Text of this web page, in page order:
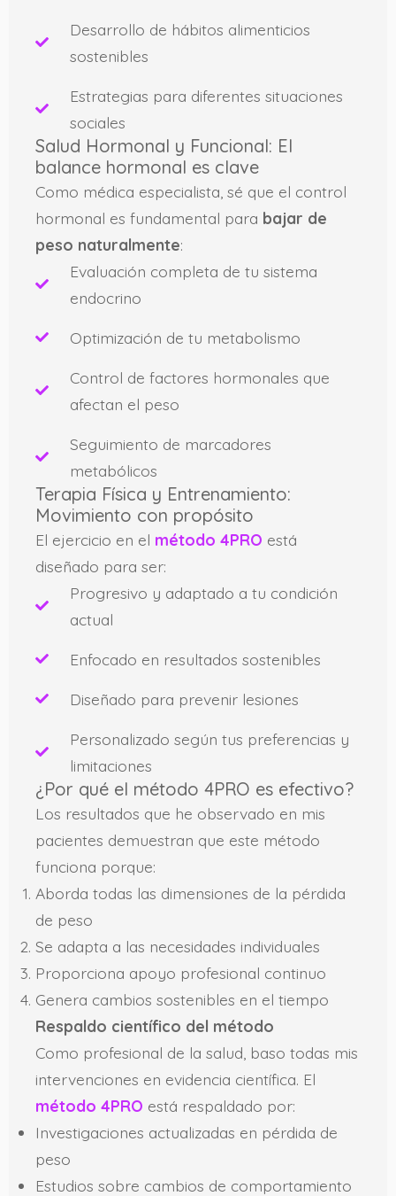
Desarrollo de hábitos alimenticios
sostenibles
Estrategias para diferentes situaciones
sociales
Salud Hormonal y Funcional: El
balance hormonal es clave
Como médica especialista, sé que el control
hormonal es fundamental para bajar de
peso naturalmente:
Evaluación completa de tu sistema
endocrino
Optimización de tu metabolismo
Control de factores hormonales que
afectan el peso
Seguimiento de marcadores
metabólicos
Terapia Física y Entrenamiento:
Movimiento con propósito
El ejercicio en el método 4PRO está
diseñado para ser:
Progresivo y adaptado a tu condición
actual
Enfocado en resultados sostenibles
Diseñado para prevenir lesiones
Personalizado según tus preferencias y
limitaciones
¿Por qué el método 4PRO es efectivo?
Los resultados que he observado en mis
pacientes demuestran que este método
funciona porque:
Aborda todas las dimensiones de la pérdida
de peso
Se adapta a las necesidades individuales
Proporciona apoyo profesional continuo
Genera cambios sostenibles en el tiempo
Respaldo científico del método
Como profesional de la salud, baso todas mis
intervenciones en evidencia científica. El
método 4PRO está respaldado por:
Investigaciones actualizadas en pérdida de
peso
Estudios sobre cambios de comportamiento